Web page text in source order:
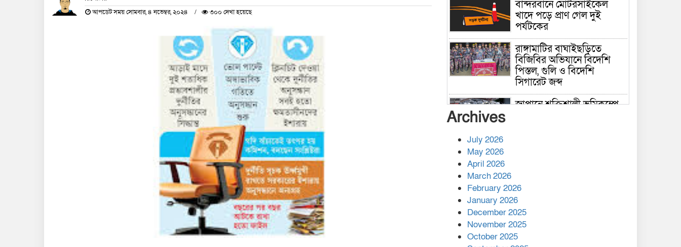
আপডেট সময় সোমবার, ৪ নভেম্বর, ২০২৪ ৩০০ দেখা হয়েছে
বান্দরবানে মোটরসাইকেল
খাদে পড়ে প্রাণ গেল দুই
পর্যটকের
রাঙ্গামাটির বাঘাইছড়িতে
বিজিবির অভিযানে বিদেশি
পিস্তল, গুলি ও বিদেশি
সিগারেট জব্দ
জাপানে শক্তিশালী ভূমিকম্পে
কাপ্তাই প্রেস ক্লাবের সভাপতি
মাহফুজ, সম্পাদক রিপন মারমা
নির্বাচিত
মালয়েশিয়ার প্রধানমন্ত্রীকে চিঠি
Archives
July 2026
May 2026
April 2026
March 2026
February 2026
January 2026
December 2025
November 2025
October 2025